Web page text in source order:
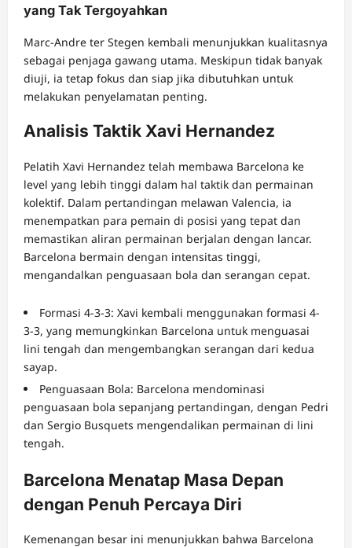
yang Tak Tergoyahkan
Marc-Andre ter Stegen kembali menunjukkan kualitasnya
sebagai penjaga gawang utama. Meskipun tidak banyak
diuji, ia tetap fokus dan siap jika dibutuhkan untuk
melakukan penyelamatan penting.
Analisis Taktik Xavi Hernandez
Pelatih Xavi Hernandez telah membawa Barcelona ke
level yang lebih tinggi dalam hal taktik dan permainan
kolektif. Dalam pertandingan melawan Valencia, ia
menempatkan para pemain di posisi yang tepat dan
memastikan aliran permainan berjalan dengan lancar.
Barcelona bermain dengan intensitas tinggi,
mengandalkan penguasaan bola dan serangan cepat.
Formasi 4-3-3: Xavi kembali menggunakan formasi 4-
3-3, yang memungkinkan Barcelona untuk menguasai
lini tengah dan mengembangkan serangan dari kedua
sayap.
Penguasaan Bola: Barcelona mendominasi
penguasaan bola sepanjang pertandingan, dengan Pedri
dan Sergio Busquets mengendalikan permainan di lini
tengah.
Barcelona Menatap Masa Depan
dengan Penuh Percaya Diri
Kemenangan besar ini menunjukkan bahwa Barcelona